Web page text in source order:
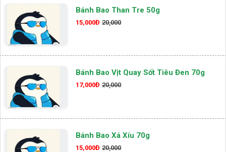
Bánh Bao Than Tre 50g
15,000Đ 20,000
Bánh Bao Vịt Quay Sốt Tiêu Đen 70g
17,000Đ 20,000
Bánh Bao Xá Xíu 70g
15,000Đ 20,000